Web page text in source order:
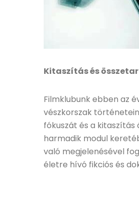
Kitaszítás és
Filmklubunk ebben az
vészkorszak
fókuszát és a kitaszítás
harmadik modul
való megjelenésével
életre hívó fikciós és